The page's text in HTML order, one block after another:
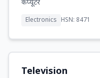
कंप्यूटर
Electronics HSN: 8471
Television